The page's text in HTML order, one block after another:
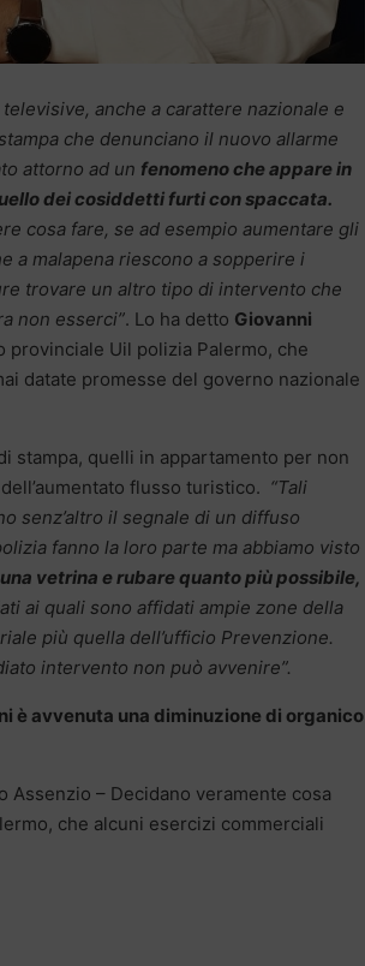
anche a carattere nazionale e
che denunciano il nuovo allarme
attorno ad un fenomeno che appare in
dei cosiddetti furti con spaccata.
cosa fare, se ad esempio aumentare gli
a malapena riescono a sopperire i
trovare un altro tipo di intervento che
non esserci”. Lo ha detto Giovanni
provinciale Uil polizia Palermo, che
datate promesse del governo nazionale
stampa, quelli in appartamento per non
flusso turistico. “Tali
senz’altro il segnale di un diffuso
fanno la loro parte ma abbiamo visto
vetrina e rubare quanto più possibile,
ai quali sono affidati ampie zone della
più quella dell’ufficio Prevenzione.
intervento non può avvenire”.
è avvenuta una diminuzione di organico
Assenzio – Decidano veramente cosa
che alcuni esercizi commerciali